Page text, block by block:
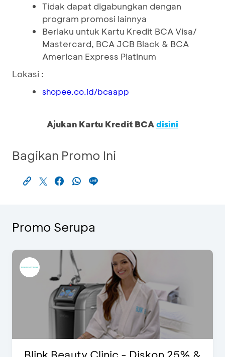
Tidak dapat digabungkan dengan
program promosi lainnya
Berlaku untuk Kartu Kredit BCA Visa/
Mastercard, BCA JCB Black & BCA
American Express Platinum
Lokasi :
shopee.co.id/bcaapp
Ajukan Kartu Kredit BCAdisini
Bagikan Promo Ini
Promo Serupa
Blink Beauty Clinic - Diskon 25% &